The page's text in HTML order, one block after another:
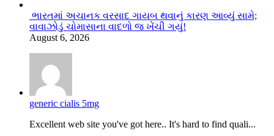
ભારતમાં અચાનક વરસાદ ગાયબ થવાનું કારણ આવ્યું સામે;
વાવાઝોડું ચોમાસાના વાદળો જ ખેંચી ગયું!
August 6, 2026
generic cialis 5mg
Excellent web site you've got here.. It's hard to find quali...